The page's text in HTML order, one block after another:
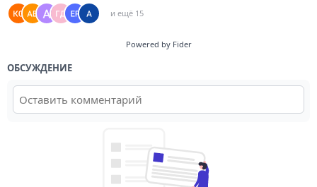
и ещё 15
Powered by Fider
ОБСУЖДЕНИЕ